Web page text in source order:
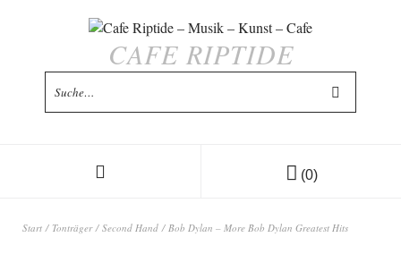
CAFE RIPTIDE
(0)
Start / Tonträger/ Second Hand / Bob Dylan – More Bob Dylan Greatest Hits